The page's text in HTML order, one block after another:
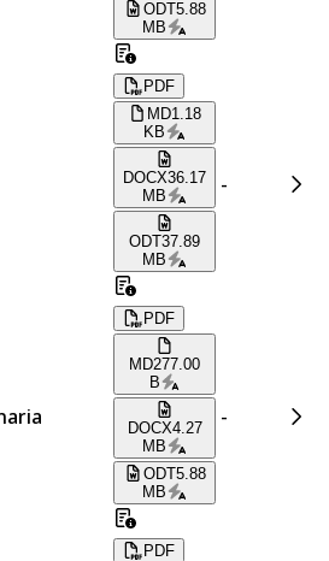
ODT5.88
MB
PDF
MD1.18
KB
DOCX36.17
MB
ODT37.89
MB
-
PDF
MD277.00
B
DOCX4.27
MB
ODT5.88
MB
-
PDF